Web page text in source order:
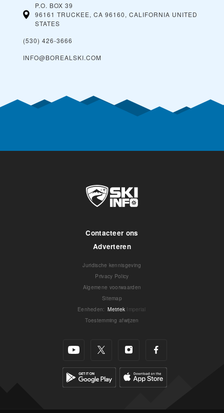
P.O. BOX 39
96161 TRUCKEE, CA 96160, CALIFORNIA UNITED
STATES
(530) 426-3666
INFO@BOREALSKI.COM
Contacteer ons
Adverteren
Juridische kennisgeving
Privacy Policy
Algemene voorwaarden
Sitemap
Eenheden: Metriek Imperial
Toestemming afwijzen